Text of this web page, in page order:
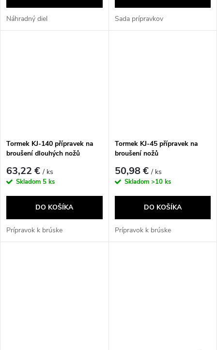
Náhradný diel Sada prípravkov
Tormek KJ-140 přípravek na
broušení dlouhých nožů
63,22 €/ ks
Skladom 5 ks
DO KOŠÍKA
Prípravok k brúske
Tormek KJ-45 přípravek na
broušení nožů
50,98 €/ ks
Skladom >10 ks
DO KOŠÍKA
Prípravok k brúske